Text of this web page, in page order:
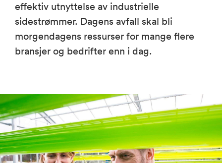
effektiv utnyttelse av industrielle
sidestrømmer. Dagens avfall skal bli
morgendagens ressurser for mange flere
bransjer og bedrifter enn i dag.